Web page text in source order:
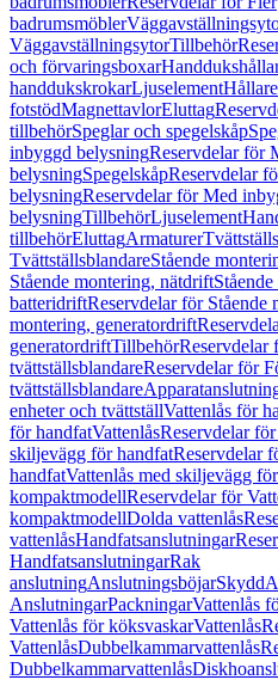
badrumsmöbler
VäggavställningsytorTillbehör
och förvaringsboxar
handdukskrokarLjuselement
fotstödMagnettavlorEluttag
tillbehörSpeglar och spegelskåp
inbyggd belysningReservdelar för
belysningSpegelskåpReservdelar
belysningReservdelar för Med
belysningTillbehörLjuselement
tillbehörEluttagArmaturer
TvättställsblandareStående
Stående montering, nätdrift
batteridriftReservdelar för Stående
montering, generatordrift
generatordriftTillbehörReservdelar
tvättställsblandareReservdelar för
tvättställsblandare
enheter och tvättställVattenlås för
för handfatVattenlåsReservdelar
skiljevägg för handfatReservdelar
handfatVattenlås med skiljevägg
kompaktmodellReservdelar för
kompaktmodellDolda vattenlås
vattenlåsHandfatsanslutningar
HandfatsanslutningarRak
anslutningAnslutningsböjarSkydd
AnslutningarPackningarVattenlås
Vattenlås för köksvaskarVattenlås
VattenlåsDubbelkammarvattenlås
Dubbelkammarvattenlås